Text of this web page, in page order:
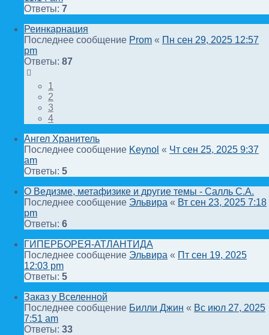
Ответы: 7
Реинкарнация
Последнее сообщение Prom « Пн сен 29, 2025 12:57
pm
Ответы: 87
1
2
3
4
Ангел Хранитель
Последнее сообщение Keynol « Чт сен 25, 2025 9:37
am
Ответы: 5
О Ведизме, метафизике и другие темы - Салль С.А.
Последнее сообщение Эльвира « Вт сен 23, 2025 7:18
pm
Ответы: 6
ГИПЕРБОРЕЯ-АТЛАНТИДА
Последнее сообщение Эльвира « Пт сен 19, 2025
12:03 pm
Ответы: 5
Заказ у Вселенной
Последнее сообщение Билли Джин « Вс июл 27, 2025
7:51 am
Ответы: 33